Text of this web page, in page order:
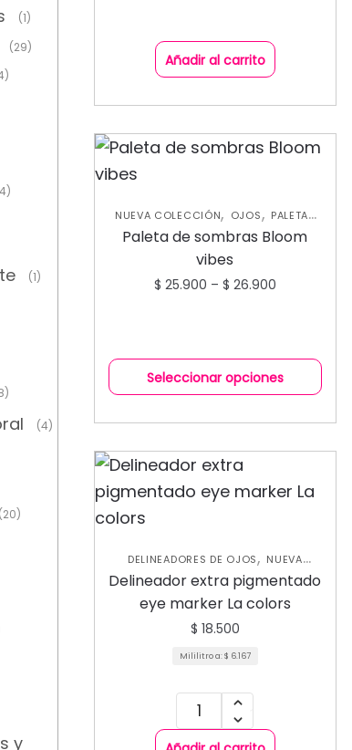
Añadir al carrito
NUEVA COLECCIÓN, OJOS, PALETAS
DE SOMBRAS
Paleta de sombras Bloom
vibes
$ 25.900 – $ 26.900
Seleccionar opciones
DELINEADORES DE OJOS, NUEVA
COLECCIÓN,OJOS
Delineador extra pigmentado
eye marker La colors
$ 18.500
Mililitro a:$ 6.167
(1)
(29)
(1)
(4)
(20)
y